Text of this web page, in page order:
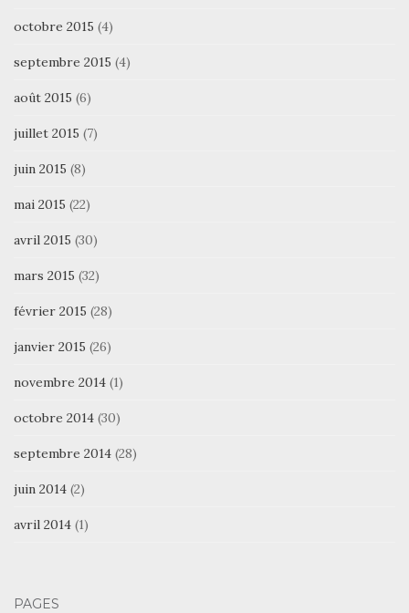
octobre 2015 (4)
septembre 2015 (4)
août 2015 (6)
juillet 2015 (7)
juin 2015 (8)
mai 2015 (22)
avril 2015 (30)
mars 2015 (32)
février 2015 (28)
janvier 2015 (26)
novembre 2014 (1)
octobre 2014 (30)
septembre 2014 (28)
juin 2014 (2)
avril 2014 (1)
PAGES